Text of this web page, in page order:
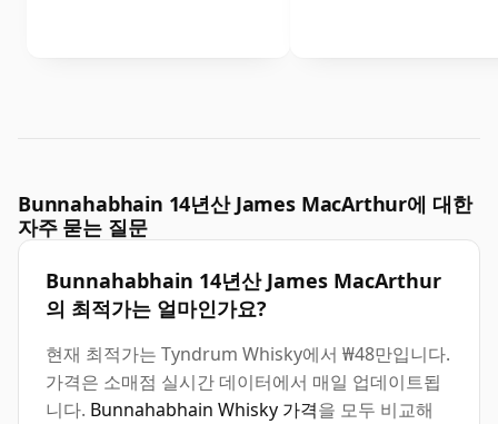
Bunnahabhain 14년산 James MacArthur에 대한
자주 묻는 질문
Bunnahabhain 14년산 James MacArthur
의 최적가는 얼마인가요?
현재 최적가는 Tyndrum Whisky에서 ₩48만입니다.
가격은 소매점 실시간 데이터에서 매일 업데이트됩
니다. Bunnahabhain Whisky 가격을 모두 비교해